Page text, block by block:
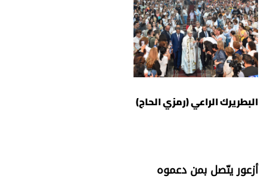
البطريرك الراعي (رمزي الحاج)
أزعور يتّصل بمن دعموه